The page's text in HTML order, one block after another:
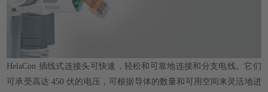
HelaCon 插线式连接头可快速，轻松和可靠地连接和分支电线。它们
可承受高达 450 伏的电压，可根据导体的数量和可用空间来灵活地进